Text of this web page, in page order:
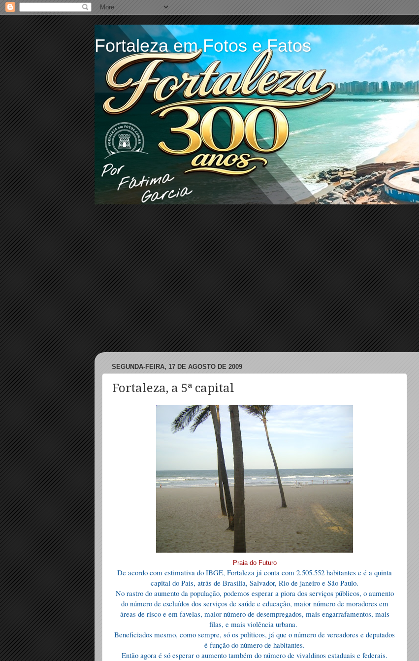
Fortaleza em Fotos e Fatos
SEGUNDA-FEIRA, 17 DE AGOSTO DE 2009
Fortaleza, a 5ª capital
Praia do Futuro
De acordo com estimativa do IBGE, Fortaleza já conta com 2.505.552 habitantes e é a quinta
capital do País, atrás de Brasília, Salvador, Rio de janeiro e São Paulo.
No rastro do aumento da população, podemos esperar a piora dos serviços públicos, o aumento
do número de excluídos dos serviços de saúde e educação, maior número de moradores em
áreas de risco e em favelas, maior número de desempregados, mais engarrafamentos, mais
filas, e mais violência urbana.
Beneficiados mesmo, como sempre, só os políticos, já que o número de vereadores e deputados
é função do número de habitantes.
Então agora é só esperar o aumento também do número de vivaldinos estaduais e federais.